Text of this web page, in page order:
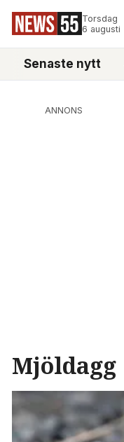
Torsdag
6 augusti
Senaste nytt
ANNONS
Mjöldagg